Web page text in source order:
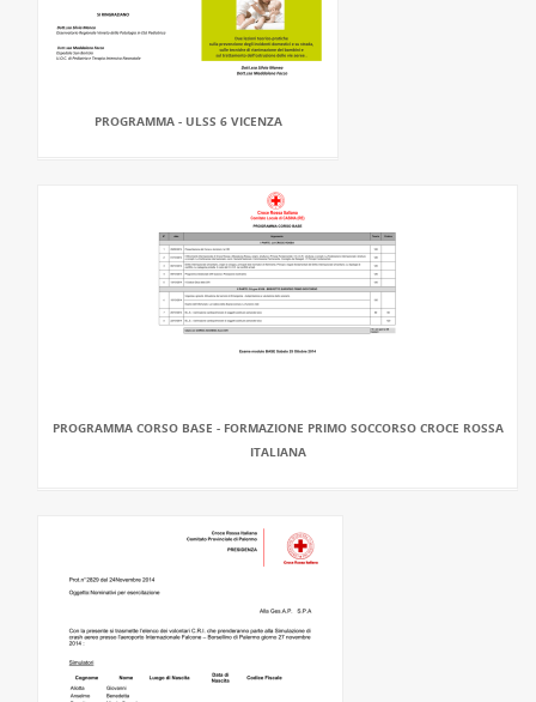
PROGRAMMA - ULSS 6 VICENZA
PROGRAMMA CORSO BASE - FORMAZIONE PRIMO SOCCORSO CROCE ROSSA
ITALIANA